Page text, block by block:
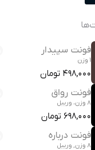
فونت سپیدار
1 وزن
498,000 تومان
فونت رواق
8 وزن، وریبل
698,000 تومان
فونت درباره
8 وزن, وریبل